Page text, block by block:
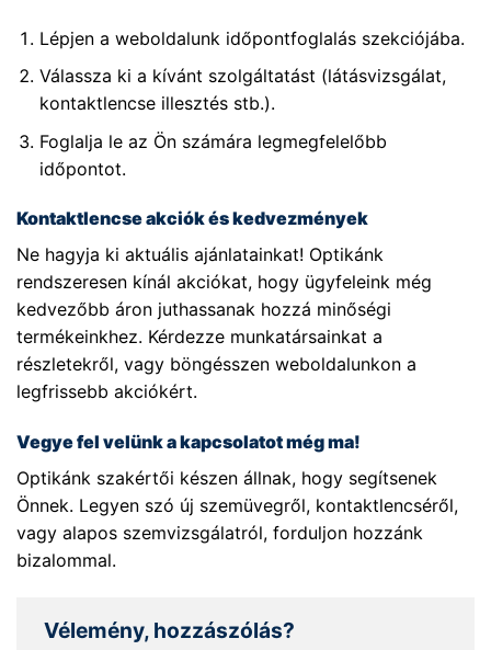
Lépjen a weboldalunk időpontfoglalás szekciójába.
Válassza ki a kívánt szolgáltatást (látásvizsgálat,
kontaktlencse illesztés stb.).
Foglalja le az Ön számára legmegfelelőbb
időpontot.
Kontaktlencse akciók és kedvezmények
Ne hagyja ki aktuális ajánlatainkat! Optikánk
rendszeresen kínál akciókat, hogy ügyfeleink még
kedvezőbb áron juthassanak hozzá minőségi
termékeinkhez. Kérdezze munkatársainkat a
részletekről, vagy böngésszen weboldalunkon a
legfrissebb akciókért.
Vegye fel velünk a kapcsolatot még ma!
Optikánk szakértői készen állnak, hogy segítsenek
Önnek. Legyen szó új szemüvegről, kontaktlencséről,
vagy alapos szemvizsgálatról, forduljon hozzánk
bizalommal.
Vélemény, hozzászólás?